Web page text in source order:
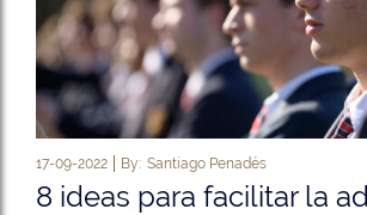
17-09-2022 By: Santiago Penadés
8 ideas para facilitar la